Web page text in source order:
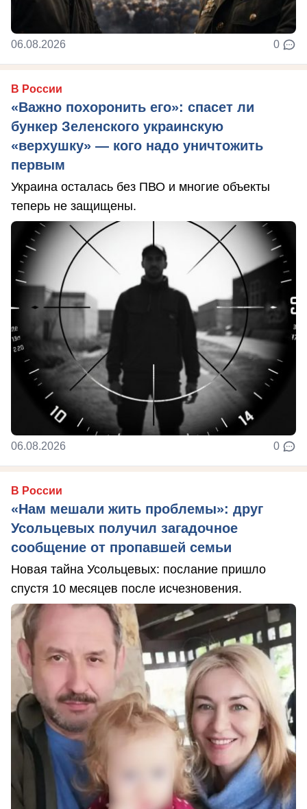
06.08.2026 0
В России
«Важно похоронить его»: спасет ли
бункер Зеленского украинскую
«верхушку» — кого надо уничтожить
первым
Украина осталась без ПВО и многие объекты
теперь не защищены.
06.08.2026 0
В России
«Нам мешали жить проблемы»: друг
Усольцевых получил загадочное
сообщение от пропавшей семьи
Новая тайна Усольцевых: послание пришло
спустя 10 месяцев после исчезновения.